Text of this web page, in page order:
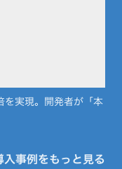
実現。開発者が「本
入事例をもっと見る